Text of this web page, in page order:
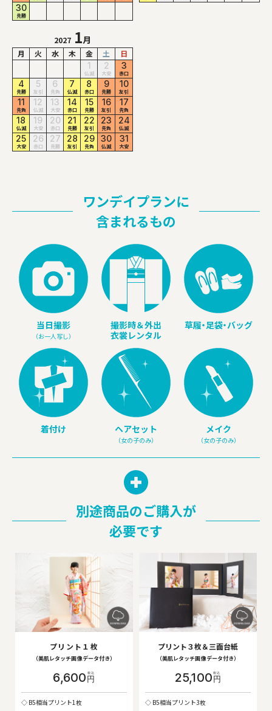
30
先勝
2027 1月
月 火 水 木 金 土
日
1
仏滅
2
大安
3
赤口
4
先勝
5
友引
6
先負
7
仏滅
8
赤口
9
先勝
10
友引
11
先負
12
仏滅
13
大安
14
赤口
15
先勝
16
友引
17
先負
18
仏滅
19
大安
20
赤口
21
先勝
22
友引
23
先負
24
仏滅
25
大安
26
赤口
27
先勝
28
友引
29
先負
30
仏滅
31
大安
ワンデイプランに
含まれるもの
当日撮影
（お一人写し）
撮影時＆外出
衣裳レンタル
草履・足袋・バッグ
着付け ヘアセット
（女の子のみ）
メイク
（女の子のみ）
別途商品のご購入が
必要です
プリント１枚
（美肌レタッチ画像データ付き）
6,600円
B5相当プリント1枚
プリント３枚＆三面台紙
（美肌レタッチ画像データ付き）
25,100円
B5相当プリント3枚